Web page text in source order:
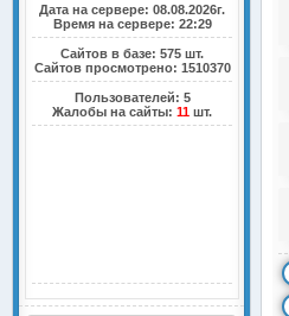
Дата на сервере: 08.08.2026г.
Время на сервере: 22:29
Сайтов в базе: 575 шт.
Сайтов просмотрено: 1510370
Пользователей: 5
Жалобы на сайты:11 шт.